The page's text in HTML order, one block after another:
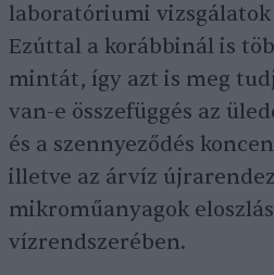
laboratóriumi
Ezúttal a korábbinál is
mintát, így azt is meg
van-e összefüggés az
és a szennyeződés
illetve az árvíz
mikroműanyagok
vízrendszerében.